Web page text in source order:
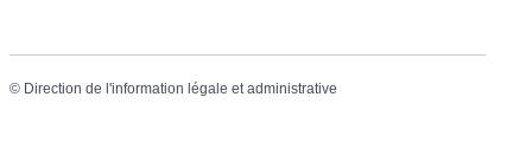
© Direction de l'information légale et administrative